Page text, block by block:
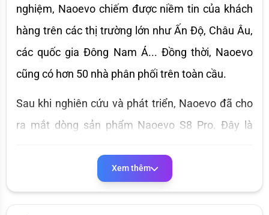
nghiệm, Naoevo chiếm được niềm tin của khách
hàng trên các thị trường lớn như Ấn Độ, Châu Âu,
các quốc gia Đông Nam Á... Đồng thời, Naoevo
cũng có hơn 50 nhà phân phối trên toàn cầu.
Sau khi nghiên cứu và phát triển, Naoevo đã cho
ra mắt dòng sản phẩm Naoevo S8 Pro. Đây là
sáng bóng trên nắp tản nhiệt, có tính thẩm mỹ
cao. Đặc biệt, sản phẩm này nổi bật với hiệu năng
Xem thêm